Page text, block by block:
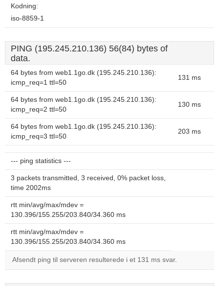
Kodning:
iso-8859-1
PING (195.245.210.136) 56(84) bytes of
data.
64 bytes from web1.1go.dk (195.245.210.136):
icmp_req=1 ttl=50
131 ms
64 bytes from web1.1go.dk (195.245.210.136):
icmp_req=2 ttl=50
130 ms
64 bytes from web1.1go.dk (195.245.210.136):
icmp_req=3 ttl=50
203 ms
--- ping statistics ---
3 packets transmitted, 3 received, 0% packet loss,
time 2002ms
rtt min/avg/max/mdev =
130.396/155.255/203.840/34.360 ms
rtt min/avg/max/mdev =
130.396/155.255/203.840/34.360 ms
Afsendt ping til serveren resulterede i et 131 ms svar.